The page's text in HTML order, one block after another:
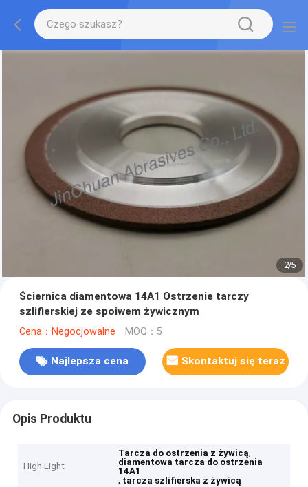
2/5
Ściernica diamentowa 14A1 Ostrzenie tarczy
szlifierskiej ze spoiwem żywicznym
Cena：Negocjowalne MOQ：5
Najlepsza cena Skontaktuj się teraz
Opis Produktu
High Light
Tarcza do ostrzenia z żywicą,
diamentowa tarcza do ostrzenia
14A1
, tarcza szlifierska z żywicą